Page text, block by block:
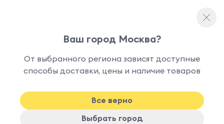
-30%
Ваш город Москва?
От выбранного региона зависят доступные
способы доставки, цены и наличие товаров
Все верно
Выбрать город